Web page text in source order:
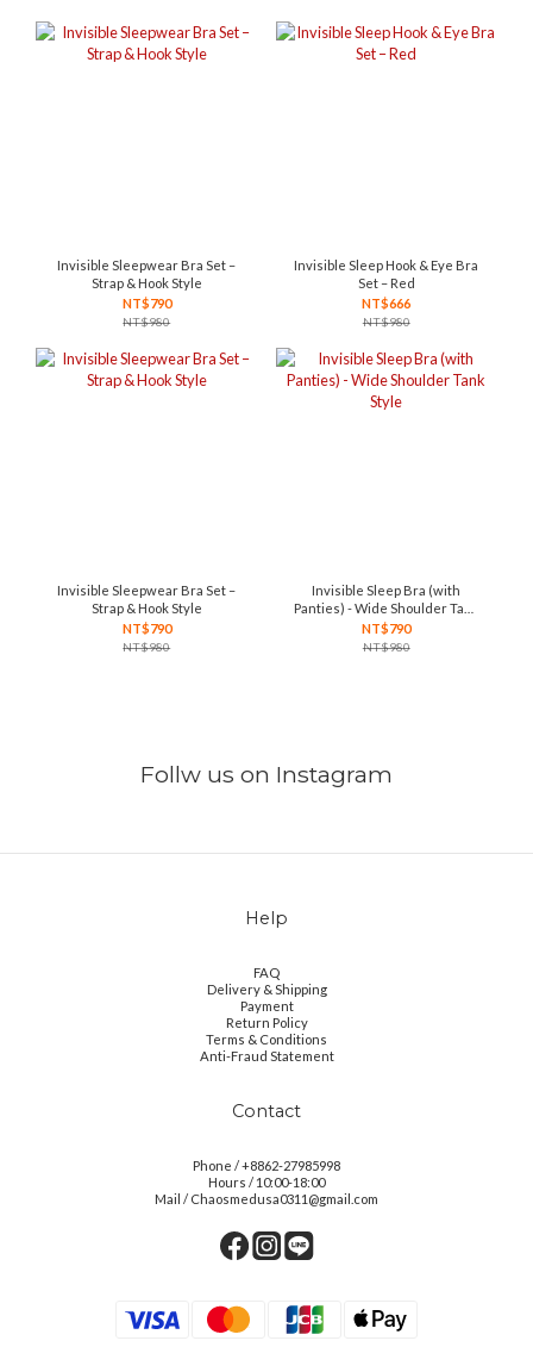
Invisible Sleepwear Bra Set –
Strap & Hook Style
NT$790
NT$980
Invisible Sleep Hook & Eye Bra
Set – Red
NT$666
NT$980
Invisible Sleepwear Bra Set –
Strap & Hook Style
NT$790
NT$980
Invisible Sleep Bra (with
Panties) - Wide Shoulder Tank
Style
NT$790
NT$980
Follw us on Instagram
Help
FAQ
Delivery & Shipping
Payment
Return Policy
Terms & Conditions
Anti-Fraud Statement
Contact
Phone / +8862-27985998
Hours / 10:00-18:00
Mail / Chaosmedusa0311@gmail.com